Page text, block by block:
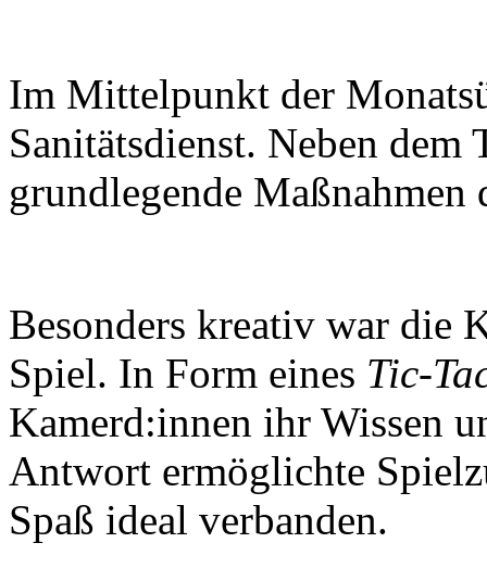
Im Mittelpunkt der
Sanitätsdienst. Neben dem
grundlegende
Besonders kreativ war die
Spiel. In Form eines Tic-
Kamerd:innen ihr Wissen
Antwort ermöglichte
Spaß ideal verbanden.